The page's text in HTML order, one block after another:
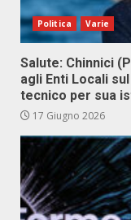
Politica Varie
Salute: Chinnici
agli Enti Locali
tecnico per sua
17 Giugno 2026